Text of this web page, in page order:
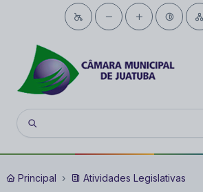
Principal Atividades Legislativas